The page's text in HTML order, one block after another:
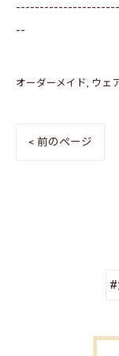
--
オーダーメイド ウェ
< 前のページ